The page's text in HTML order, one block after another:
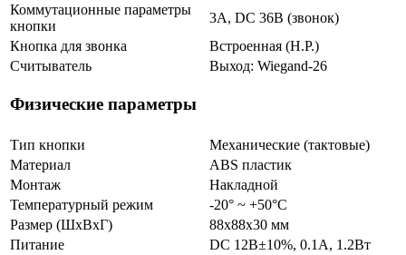
Коммутационные параметры
кнопки
3А, DC 36В (звонок)
Кнопка для звонка
Встроенная (Н.Р.)
Считыватель
Выход: Wiegand-26
Физические параметры
Тип кнопки
Механические (тактовые)
Материал
ABS пластик
Монтаж
Накладной
Температурный режим
-20° ~ +50°С
Размер (ШxВxГ)
88x88x30 мм
Питание
DC 12В±10%, 0.1А, 1.2Вт